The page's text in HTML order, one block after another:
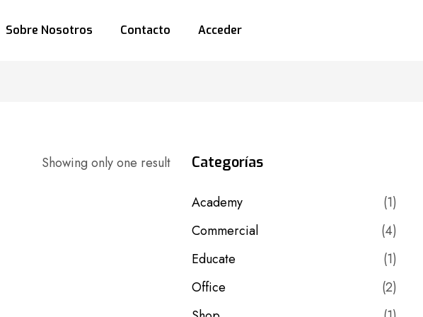
Sobre Nosotros Contacto Acceder
Showing only one result Categorías
Academy
(1)
Commercial
(4)
Educate
(1)
Office
(2)